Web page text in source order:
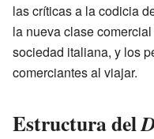
las críticas a la codicia
la nueva clase
sociedad italiana, y los
comerciantes al viajar.
Estructura del